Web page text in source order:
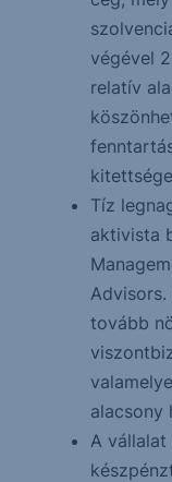
végével
relatív
Tíz
aktivista
tovább
alacsony
A vállalat